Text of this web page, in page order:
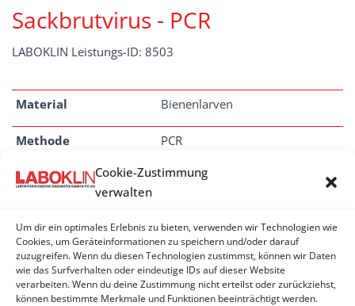
Cookie-Zustimmung
verwalten
Um dir ein optimales Erlebnis zu bieten, verwenden wir Technologien wie
Cookies, um Geräteinformationen zu speichern und/oder darauf
zuzugreifen. Wenn du diesen Technologien zustimmst, können wir Daten
wie das Surfverhalten oder eindeutige IDs auf dieser Website
verarbeiten. Wenn du deine Zustimmung nicht erteilst oder zurückziehst,
können bestimmte Merkmale und Funktionen beeinträchtigt werden.
Sackbrutvirus - PCR
LABOKLIN Leistungs-ID: 8503
Material Bienenlarven
Methode PCR
Dauer 1 - 3 Tage
SACKBRUTVIRUS
Sackbrutvirus - PCR